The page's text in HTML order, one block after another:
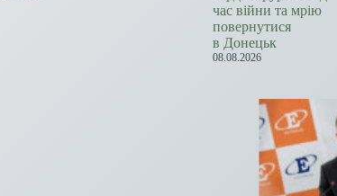
час війни та мрію
повернутися
в Донецьк
08.08.2026